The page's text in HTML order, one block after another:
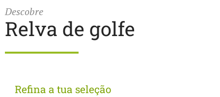
Descobre
Relva de golfe
Refina a tua seleção